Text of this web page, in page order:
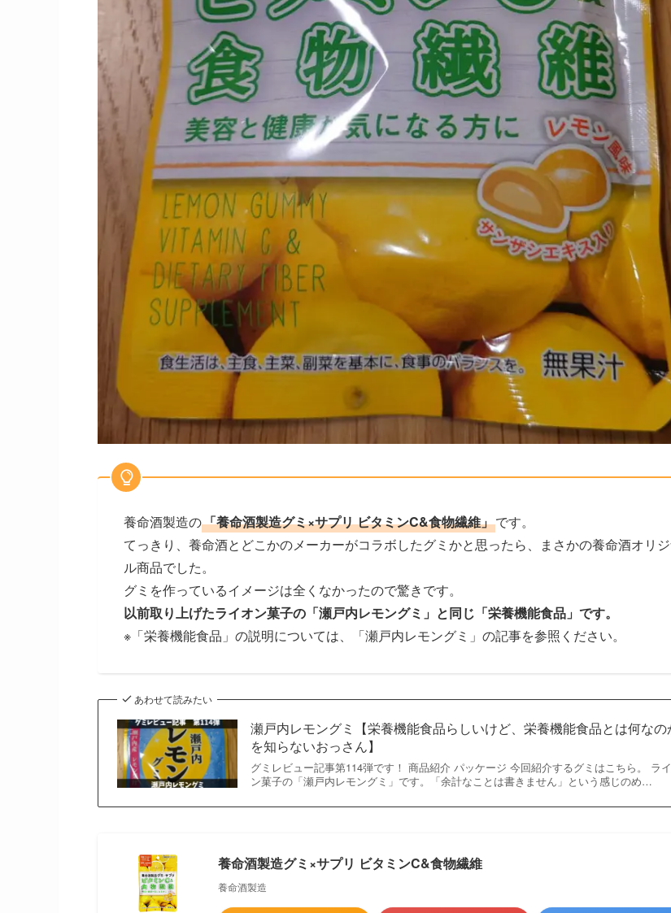
養命酒製造の「養命酒製造グミ×サプリ ビタミンC&食物繊維」です。
てっきり、養命酒とどこかのメーカーがコラボしたグミかと思ったら、まさかの養命酒オリ
ル商品でした。
グミを作っているイメージは全くなかったので驚きです。
以前取り上げたライオン菓子の「瀬戸内レモングミ」と同じ「栄養機能食品」です。
※「栄養機能食品」の説明については、「瀬戸内レモングミ」の記事を参照ください。
あわせて読みたい
瀬戸内レモングミ【栄養機能食品らしいけど、栄養機能食品とは何なの
を知らないおっさん】
グミレビュー記事第114弾です！ 商品紹介 パッケージ 今回紹介するグミはこちら。 ラ
ン菓子の「瀬戸内レモングミ」です。「余計なことは書きません」という感じのめ…
養命酒製造グミ×サプリ ビタミンC&食物繊維
養命酒製造